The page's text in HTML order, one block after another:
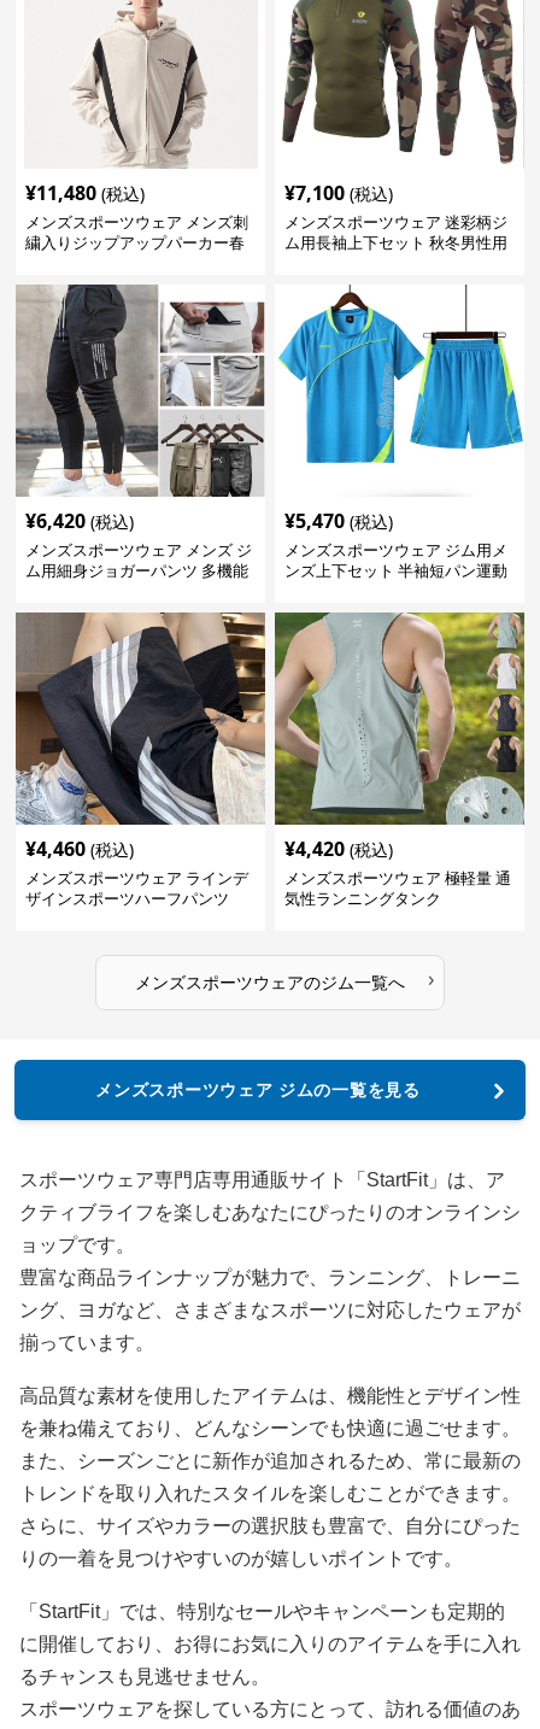
¥11,480 (税込)
メンズスポーツウェア メンズ刺
繍入りジップアップパーカー春
¥7,100 (税込)
メンズスポーツウェア 迷彩柄ジ
ム用長袖上下セット 秋冬男性用
¥6,420 (税込)
メンズスポーツウェア メンズ ジ
ム用細身ジョガーパンツ 多機能
¥5,470 (税込)
メンズスポーツウェア ジム用メ
ンズ上下セット 半袖短パン運動
¥4,460 (税込)
メンズスポーツウェア ラインデ
ザインスポーツハーフパンツ
¥4,420 (税込)
メンズスポーツウェア 極軽量 通
気性ランニングタンク
メンズスポーツウェアのジム一覧へ ›
メンズスポーツウェア ジムの一覧を見る
スポーツウェア専門店専用通販サイト「StartFit」は、ア
クティブライフを楽しむあなたにぴったりのオンラインシ
ョップです。
豊富な商品ラインナップが魅力で、ランニング、トレーニ
ング、ヨガなど、さまざまなスポーツに対応したウェアが
揃っています。
高品質な素材を使用したアイテムは、機能性とデザイン性
を兼ね備えており、どんなシーンでも快適に過ごせます。
また、シーズンごとに新作が追加されるため、常に最新の
トレンドを取り入れたスタイルを楽しむことができます。
さらに、サイズやカラーの選択肢も豊富で、自分にぴった
りの一着を見つけやすいのが嬉しいポイントです。
「StartFit」では、特別なセールやキャンペーンも定期的
に開催しており、お得にお気に入りのアイテムを手に入れ
るチャンスも見逃せません。
スポーツウェアを探している方にとって、訪れる価値のあ